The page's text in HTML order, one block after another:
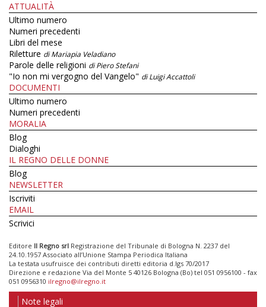
ATTUALITÀ
Ultimo numero
Numeri precedenti
Libri del mese
Riletture di Mariapia Veladiano
Parole delle religioni di Piero Stefani
"Io non mi vergogno del Vangelo" di Luigi Accattoli
DOCUMENTI
Ultimo numero
Numeri precedenti
MORALIA
Blog
Dialoghi
IL REGNO DELLE DONNE
Blog
NEWSLETTER
Iscriviti
EMAIL
Scrivici
Editore Il Regno srl Registrazione del Tribunale di Bologna N. 2237 del
24.10.1957 Associato all’Unione Stampa Periodica Italiana
La testata usufruisce dei contributi diretti editoria d.lgs 70/2017
Direzione e redazione Via del Monte 5 40126 Bologna (Bo) tel 051 0956100 - fax
051 0956310 ilregno@ilregno.it
Note legali